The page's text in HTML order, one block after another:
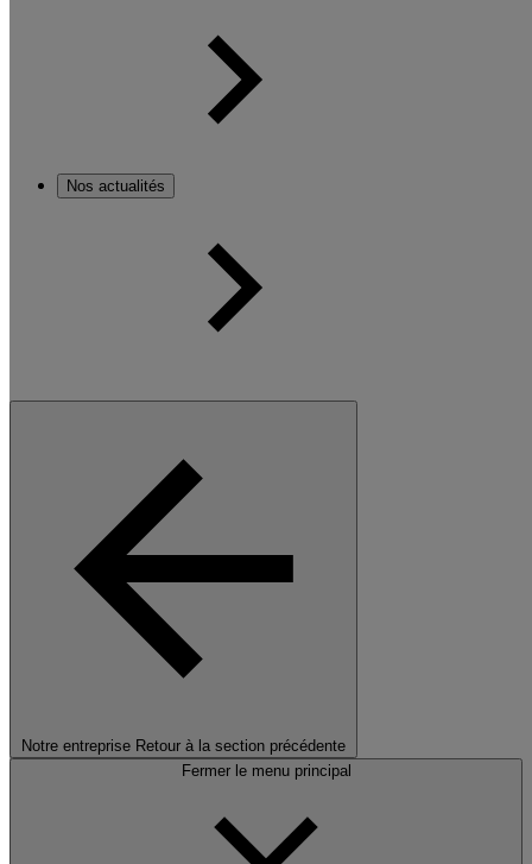
Nos actualités
Notre entreprise Retour à la section précédente
Fermer le menu principal